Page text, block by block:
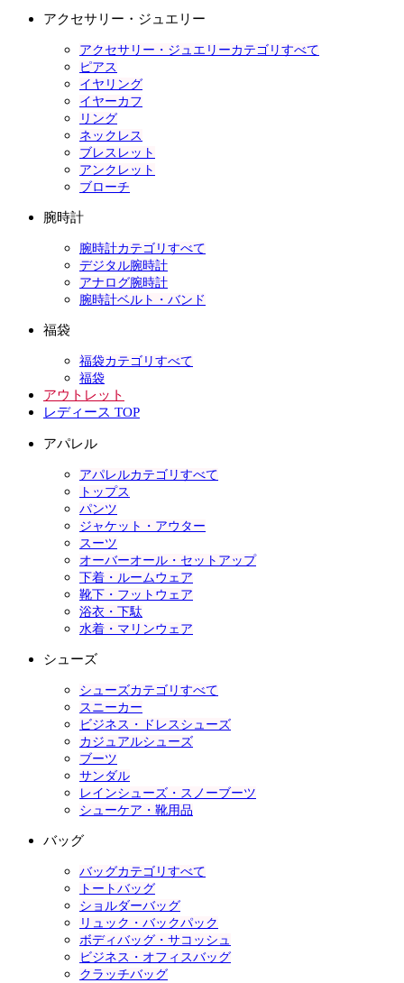
アクセサリー・ジュエリー
アクセサリー・ジュエリーカテゴリすべて
ピアス
イヤリング
イヤーカフ
リング
ネックレス
ブレスレット
アンクレット
ブローチ
腕時計
腕時計カテゴリすべて
デジタル腕時計
アナログ腕時計
腕時計ベルト・バンド
福袋
福袋カテゴリすべて
福袋
アウトレット
レディース TOP
アパレル
アパレルカテゴリすべて
トップス
パンツ
ジャケット・アウター
スーツ
オーバーオール・セットアップ
下着・ルームウェア
靴下・フットウェア
浴衣・下駄
水着・マリンウェア
シューズ
シューズカテゴリすべて
スニーカー
ビジネス・ドレスシューズ
カジュアルシューズ
ブーツ
サンダル
レインシューズ・スノーブーツ
シューケア・靴用品
バッグ
バッグカテゴリすべて
トートバッグ
ショルダーバッグ
リュック・バックパック
ボディバッグ・サコッシュ
ビジネス・オフィスバッグ
クラッチバッグ